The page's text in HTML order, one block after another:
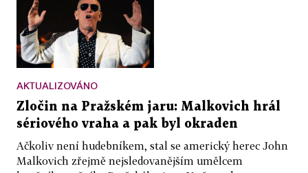
AKTUALIZOVÁNO
Zločin na Pražském jaru: Malkovich hrál
sériového vraha a pak byl okraden
Ačkoliv není hudebníkem, stal se americký herec John
Malkovich zřejmě nejsledovanějším umělcem